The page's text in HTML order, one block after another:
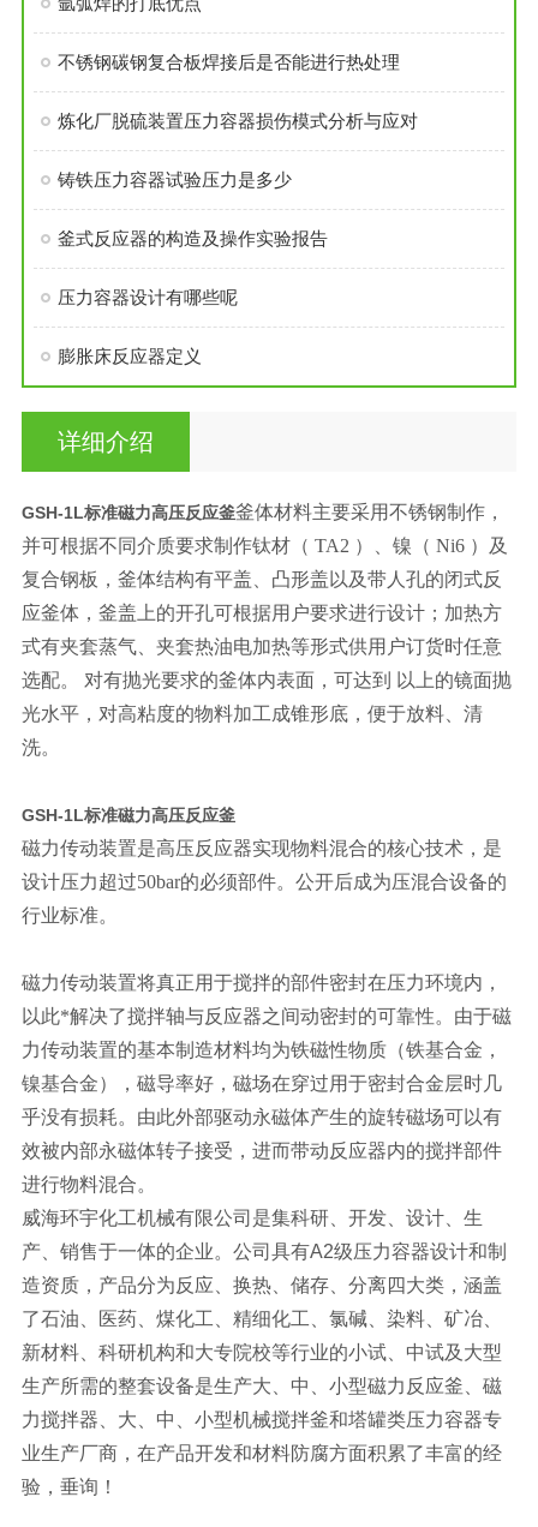
不锈钢碳钢复合板焊接后是否能进行热处理
炼化厂脱硫装置压力容器损伤模式分析与应对
铸铁压力容器试验压力是多少
釜式反应器的构造及操作实验报告
压力容器设计有哪些呢
膨胀床反应器定义
详细介绍
GSH-1L标准磁力高压反应釜釜体材料主要采用不锈钢制作，
并可根据不同介质要求制作钛材（ TA2 ）、镍（ Ni6 ）及
复合钢板，釜体结构有平盖、凸形盖以及带人孔的闭式反
应釜体，釜盖上的开孔可根据用户要求进行设计；加热方
式有夹套蒸气、夹套热油电加热等形式供用户订货时任意
选配。 对有抛光要求的釜体内表面，可达到 以上的镜面抛
光水平，对高粘度的物料加工成锥形底，便于放料、清
洗。
GSH-1L标准磁力高压反应釜
磁力传动装置是高压反应器实现物料混合的核心技术，是
设计压力超过50bar的必须部件。公开后成为压混合设备的
行业标准。
磁力传动装置将真正用于搅拌的部件密封在压力环境内，
以此*解决了搅拌轴与反应器之间动密封的可靠性。由于磁
力传动装置的基本制造材料均为铁磁性物质（铁基合金，
镍基合金），磁导率好，磁场在穿过用于密封合金层时几
乎没有损耗。由此外部驱动永磁体产生的旋转磁场可以有
效被内部永磁体转子接受，进而带动反应器内的搅拌部件
进行物料混合。
威海环宇化工机械有限公司是集科研、开发、设计、生
产、销售于一体的企业。公司具有A2级压力容器设计和制
造资质，产品分为反应、换热、储存、分离四大类，涵盖
了石油、医药、煤化工、精细化工、氯碱、染料、矿冶、
新材料、科研机构和大专院校等行业的小试、中试及大型
生产所需的整套设备是生产大、中、小型磁力反应釜、磁
力搅拌器、大、中、小型机械搅拌釜和塔罐类压力容器专
业生产厂商，在产品开发和材料防腐方面积累了丰富的经
验，垂询！